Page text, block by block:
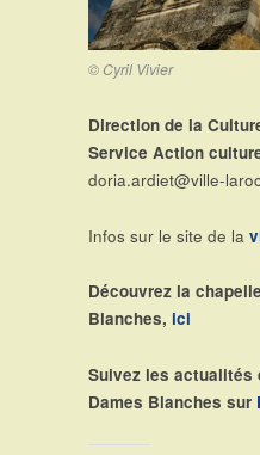
© Cyril Vivier
Direction de la
Service Action
doria.ardiet@ville-
Infos sur le site de la
Découvrez la
Blanches, ici
Suivez les actualités
Dames Blanches sur